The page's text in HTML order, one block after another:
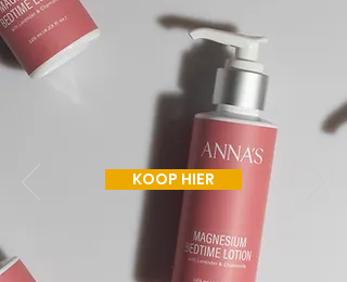
KOOP HIER